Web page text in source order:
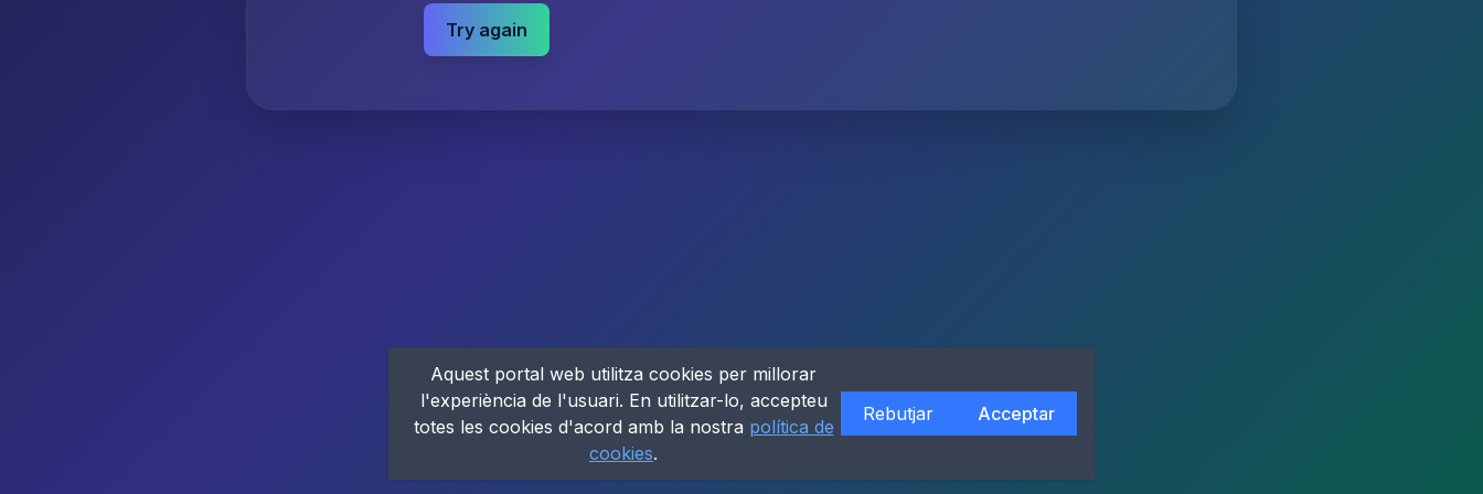
Try again
Aquest portal web utilitza cookies per millorar
l'experiència de l'usuari. En utilitzar-lo, accepteu
totes les cookies d'acord amb la nostra política de
cookies.
Rebutjar Acceptar